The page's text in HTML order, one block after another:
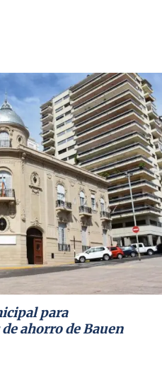
para
ahorro de Bauen